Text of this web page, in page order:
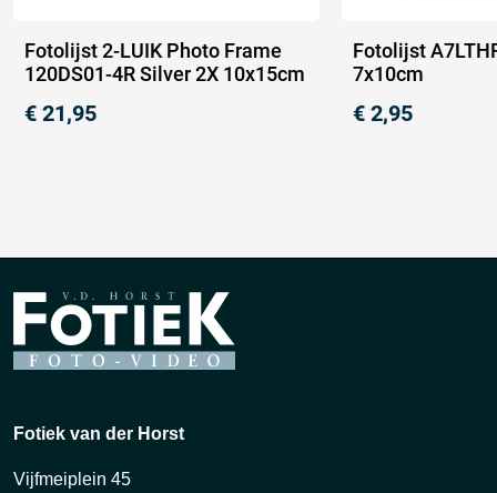
Fotolijst 2-LUIK Photo Frame
120DS01-4R Silver 2X 10x15cm
€ 21,95
Fotolijst
7x10cm
€ 2,95
Fotiek van der Horst
Vijfmeiplein 45